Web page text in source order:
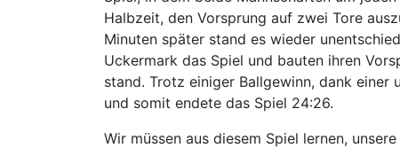
Halbzeit, den Vorsprung auf zwei Tore
Minuten später stand es wieder
Uckermark das Spiel und bauten ihren
stand. Trotz einiger Ballgewinn, dank einer
und somit endete das Spiel 24:26.
Wir müssen aus diesem Spiel lernen,